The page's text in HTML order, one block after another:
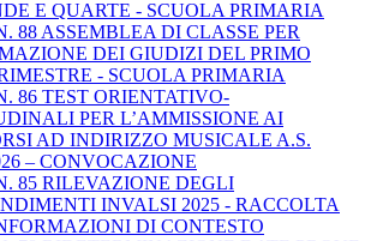
E QUARTE - SCUOLA PRIMARIA
88 ASSEMBLEA DI CLASSE PER
DEI GIUDIZI DEL PRIMO
- SCUOLA PRIMARIA
86 TEST ORIENTATIVO-
PER L’AMMISSIONE AI
AD INDIRIZZO MUSICALE A.S.
– CONVOCAZIONE
85 RILEVAZIONE DEGLI
INVALSI 2025 - RACCOLTA
DI CONTESTO